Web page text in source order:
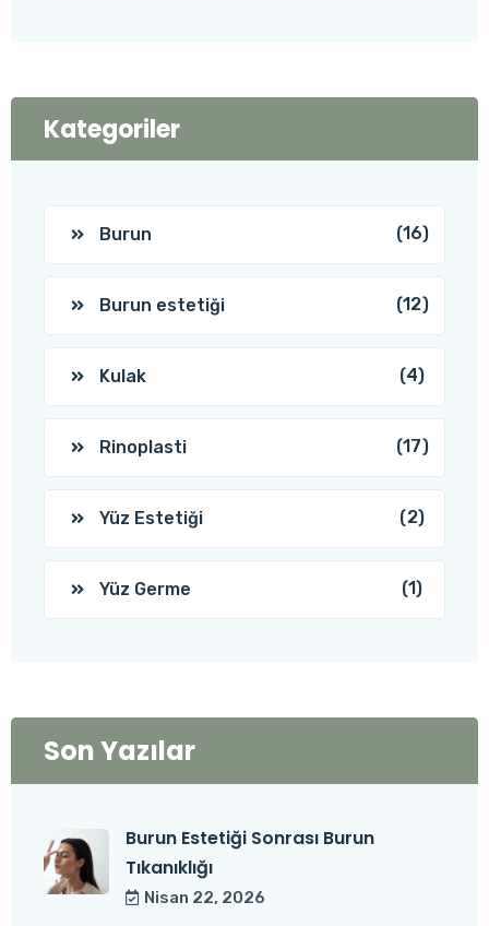
Kategoriler
Burun (16)
Burun estetiği (12)
Kulak (4)
Rinoplasti (17)
Yüz Estetiği (2)
Yüz Germe (1)
Son Yazılar
Burun Estetiği Sonrası Burun
Tıkanıklığı
Nisan 22, 2026